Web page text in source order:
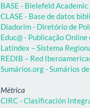
BASE - Bielefeld Academic
CLASE - Base de datos
Diadorim - Diretório de
Educ@ - Publicação
Latindex – Sistema
REDIB – Red
Sumários.org - Sumários
Métrica
CIRC - Clasificación